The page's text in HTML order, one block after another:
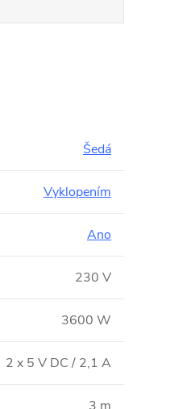
Šedá
Vyklopením
Ano
230 V
3600 W
2 x 5 V DC / 2,1 A